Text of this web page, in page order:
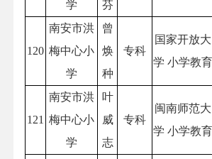
学
芬
120
南安市洪
梅中心小
学
曾
焕
种
专科
国家开放大
学 小学教育
121
南安市洪
梅中心小
学
叶
威
志
专科
闽南师范大
学 小学教育